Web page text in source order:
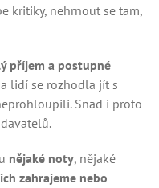
kritiky, nehrnout se tam,
příjem a postupné
lidí se rozhodla jít s
Snad i proto
nějaké noty, nějaké
zahrajeme nebo